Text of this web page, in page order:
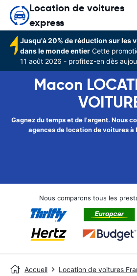
Location de voitures
express
Jusqu'à 20% de réduction sur les
dans le monde entier Cette
11 août 2026 - profitez-en dès
Macon
Gagnez du temps et de l'argent. Nous
agences de location de voitures à
Nous comparons tous les
Accueil Location de voitures